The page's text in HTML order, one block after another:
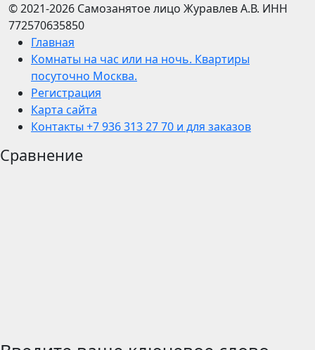
© 2021-2026 Самозанятое лицо Журавлев А.В. ИНН
772570635850
Главная
Комнаты на час или на ночь. Квартиры
посуточно Москва.
Регистрация
Карта сайта
Контакты +7 936 313 27 70 и для заказов
Сравнение